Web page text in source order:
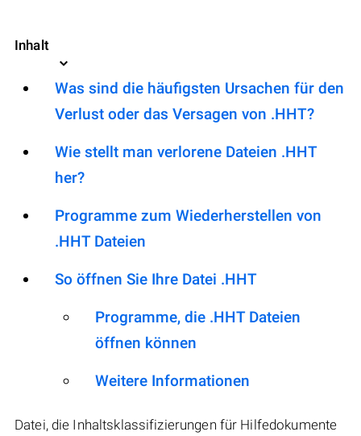
Inhalt
Was sind die häufigsten Ursachen für den
Verlust oder das Versagen von .HHT?
Wie stellt man verlorene Dateien .HHT
her?
Programme zum Wiederherstellen von
.HHT Dateien
So öffnen Sie Ihre Datei .HHT
Programme, die .HHT Dateien
öffnen können
Weitere Informationen
Datei, die Inhaltsklassifizierungen für Hilfedokumente